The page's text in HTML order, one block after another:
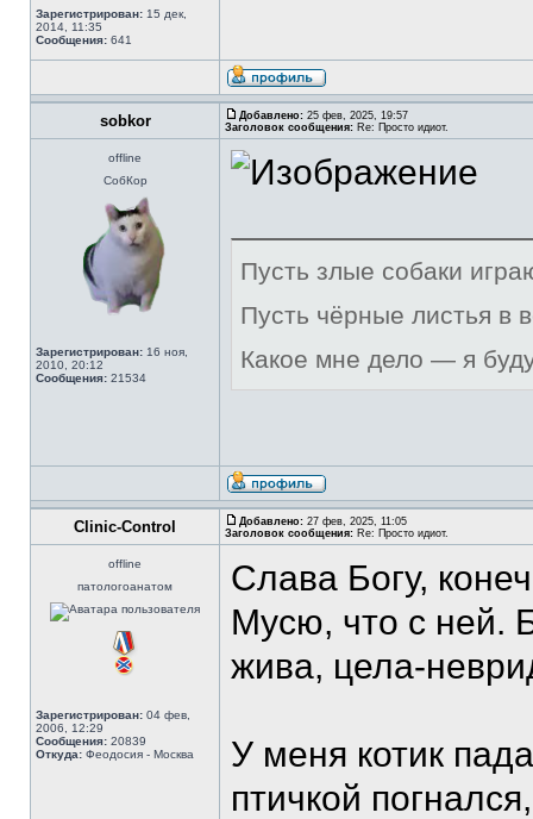
Зарегистрирован: 15 дек,
2014, 11:35
Сообщения: 641
sobkor Добавлено: 25 фев, 2025, 19:57
Заголовок сообщения: Re: Просто идиот.
offline
СобКор
Зарегистрирован: 16 ноя,
2010, 20:12
Сообщения: 21534
Пусть злые собаки
Пусть чёрные листья в
Какое мне дело — я
Clinic-Control Добавлено: 27 фев, 2025, 11:05
Заголовок сообщения: Re: Просто идиот.
offline
патологоанатом
Зарегистрирован: 04 фев,
2006, 12:29
Сообщения: 20839
Откуда: Феодосия - Москва
Слава Богу,
Мусю, что с ней.
жива, цела-
У меня котик
птичкой